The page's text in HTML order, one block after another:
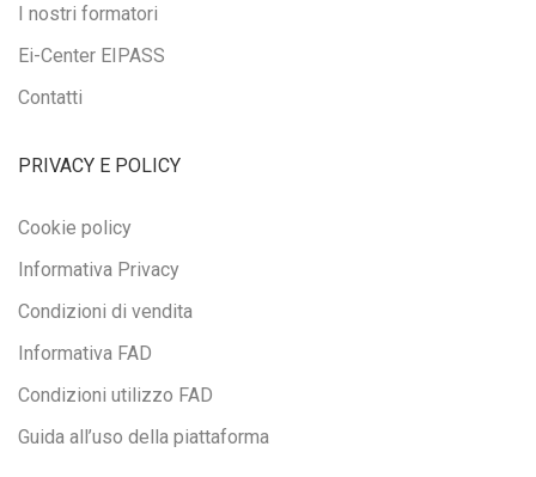
I nostri formatori
Ei-Center EIPASS
Contatti
PRIVACY E POLICY
Cookie policy
Informativa Privacy
Condizioni di vendita
Informativa FAD
Condizioni utilizzo FAD
Guida all’uso della piattaforma